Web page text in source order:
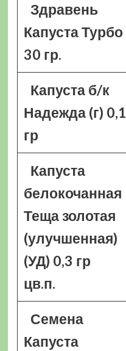
Здравень
Капуста Турбо
30 гр.
Капуста б/к
Надежда (г) 0,1
гр
Капуста
белокочанная
Теща золотая
(улучшенная)
(УД) 0,3 гр
цв.п.
Семена
Капуста